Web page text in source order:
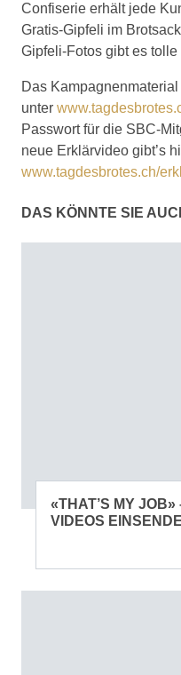
Confiserie erhält jede
Gratis-Gipfeli im
Gipfeli-Fotos gibt es
Das
unter
Passwort für die SBC-
neue Erklärvideo gibt’s
www.tagdesbrotes.ch/
DAS KÖNNTE SIE
«THAT’S MY
VIDEOS